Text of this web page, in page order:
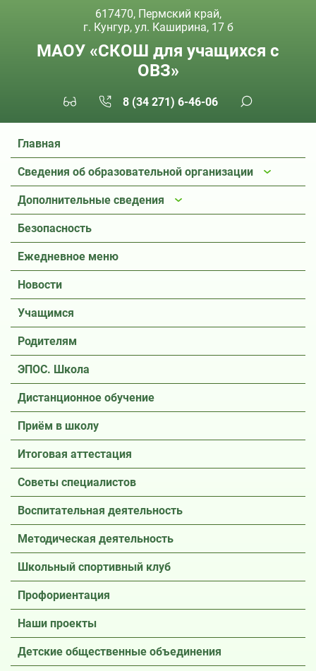
617470, Пермский край,
г. Кунгур, ул. Каширина, 17 б
МАОУ «СКОШ для учащихся с
ОВЗ»
8 (34 271) 6-46-06
Главная
Сведения об образовательной организации
Дополнительные сведения
Безопасность
Ежедневное меню
Новости
Учащимся
Родителям
ЭПОС. Школа
Дистанционное обучение
Приём в школу
Итоговая аттестация
Советы специалистов
Воспитательная деятельность
Методическая деятельность
Школьный спортивный клуб
Профориентация
Наши проекты
Детские общественные объединения